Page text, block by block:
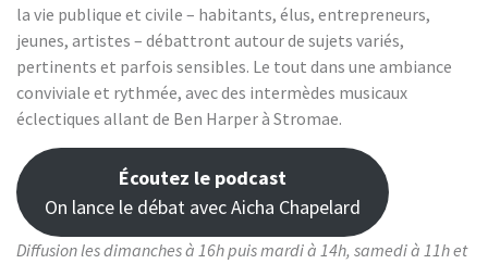
la vie publique et civile – habitants, élus, entrepreneurs,
jeunes, artistes – débattront autour de sujets variés,
pertinents et parfois sensibles. Le tout dans une ambiance
conviviale et rythmée, avec des intermèdes musicaux
éclectiques allant de Ben Harper à Stromae.
Écoutez le podcast
On lance le débat avec Aicha Chapelard
Diffusion les dimanches à 16h puis mardi à 14h, samedi à 11h et